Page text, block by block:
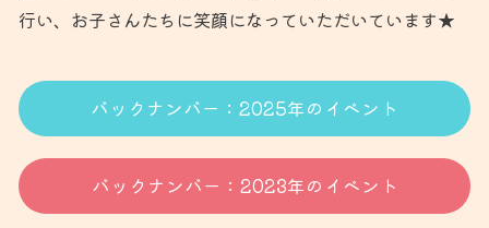
行い、お子さんたちに笑顔になっていただいています★
バックナンバー：2025年のイベント
バックナンバー：2023年のイベント